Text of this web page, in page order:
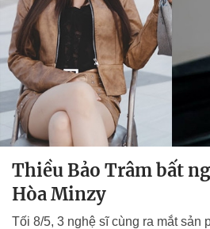
Thiều Bảo Trâm bất
Hòa Minzy
Tối 8/5, 3 nghệ sĩ cùng ra mắt sản